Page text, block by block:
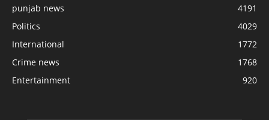
punjab news
4191
Politics
4029
International
1772
Crime news
1768
Entertainment
920